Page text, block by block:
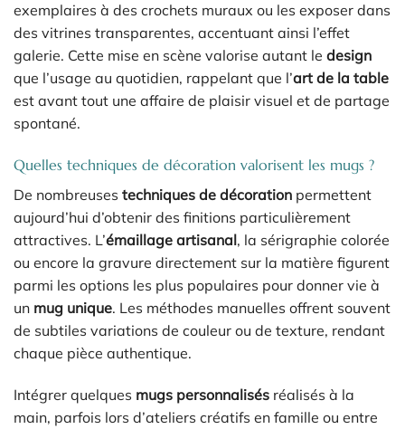
exemplaires à des crochets muraux ou les exposer dans
des vitrines transparentes, accentuant ainsi l’effet
galerie. Cette mise en scène valorise autant le design
que l’usage au quotidien, rappelant que l’art de la table
est avant tout une affaire de plaisir visuel et de partage
spontané.
Quelles techniques de décoration valorisent les mugs ?
De nombreuses techniques de décoration permettent
aujourd’hui d’obtenir des finitions particulièrement
attractives. L’émaillage artisanal, la sérigraphie colorée
ou encore la gravure directement sur la matière figurent
parmi les options les plus populaires pour donner vie à
un mug unique. Les méthodes manuelles offrent souvent
de subtiles variations de couleur ou de texture, rendant
chaque pièce authentique.
Intégrer quelques mugs personnalisés réalisés à la
main, parfois lors d’ateliers créatifs en famille ou entre